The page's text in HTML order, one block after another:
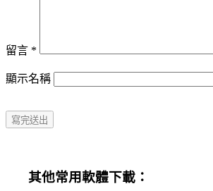
留言 *
顯示名稱
其他常用軟體下載：